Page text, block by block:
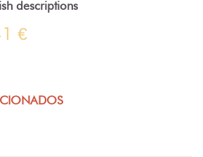
descriptions
€